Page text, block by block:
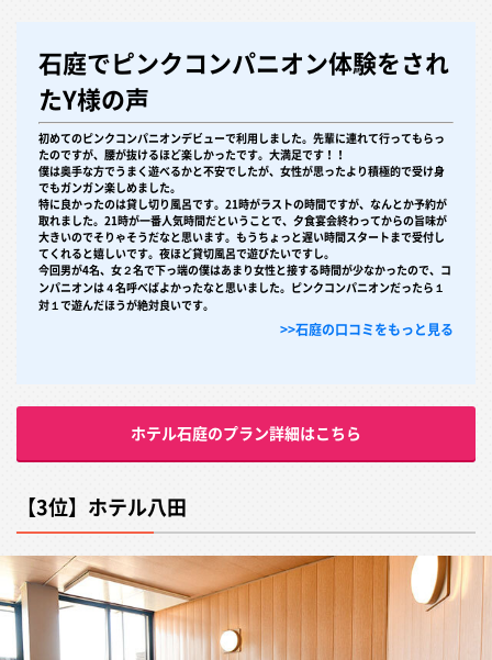
石庭でピンクコンパニオン体験をされ
たY様の声
初めてのピンクコンパニオンデビューで利用しました。先輩に連れて行ってもらっ
たのですが、腰が抜けるほど楽しかったです。大満足です！！
僕は奥手な方でうまく遊べるかと不安でしたが、女性が思ったより積極的で受け身
でもガンガン楽しめました。
特に良かったのは貸し切り風呂です。21時がラストの時間ですが、なんとか予約が
取れました。21時が一番人気時間だということで、夕食宴会終わってからの旨味が
大きいのでそりゃそうだなと思います。もうちょっと遅い時間スタートまで受付し
てくれると嬉しいです。夜ほど貸切風呂で遊びたいですし。
今回男が4名、女２名で下っ端の僕はあまり女性と接する時間が少なかったので、コ
ンパニオンは４名呼べばよかったなと思いました。ピンクコンパニオンだったら１
対１で遊んだほうが絶対良いです。
>>石庭の口コミをもっと見る
ホテル石庭のプラン詳細はこちら
【3位】ホテル八田